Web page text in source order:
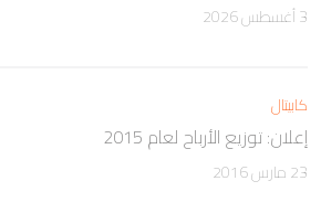
3 أغسطس 2026
كابيتال
إعلان: توزيع الأرباح لعام 2015
23 مارس 2016